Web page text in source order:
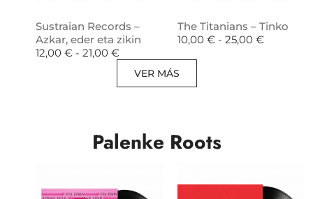
Sustraian Records –
Azkar, eder eta zikin
12,00 € - 21,00 €
The Titanians – Tinko
10,00 € - 25,00 €
VER MÁS
Palenke Roots